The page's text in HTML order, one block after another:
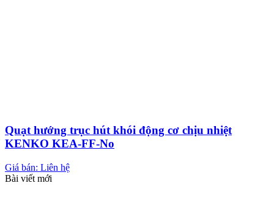
Quạt hướng trục hút khói động cơ chịu nhiệt
KENKO KEA-FF-No
Giá bán: Liên hệ
Bài viết mới